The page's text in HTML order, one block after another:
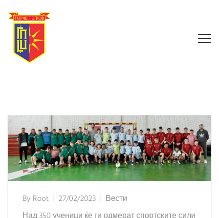
ByRoot 27/02/2023
Вести